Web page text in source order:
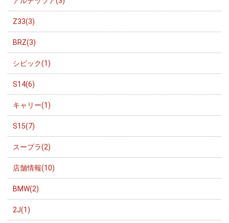
Z33(3)
BRZ(3)
シビック(1)
S14(6)
キャリー(1)
S15(7)
スープラ(2)
店舗情報(10)
BMW(2)
2J(1)